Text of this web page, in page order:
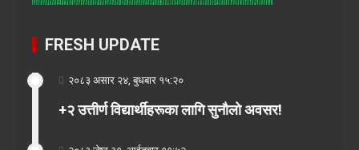
FRESH UPDATE
२०८३ असार २४, बुधबार १५:२०
+२ उत्तीर्ण विद्यार्थीहरूका लागि सुनौलो अवसर!